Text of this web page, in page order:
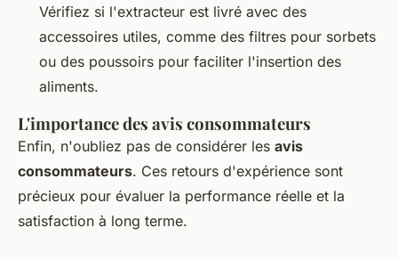
Vérifiez si l'extracteur est livré avec des
accessoires utiles, comme des filtres pour sorbets
ou des poussoirs pour faciliter l'insertion des
aliments.
L'importance des avis consommateurs
Enfin, n'oubliez pas de considérer les avis
consommateurs. Ces retours d'expérience sont
précieux pour évaluer la performance réelle et la
satisfaction à long terme.